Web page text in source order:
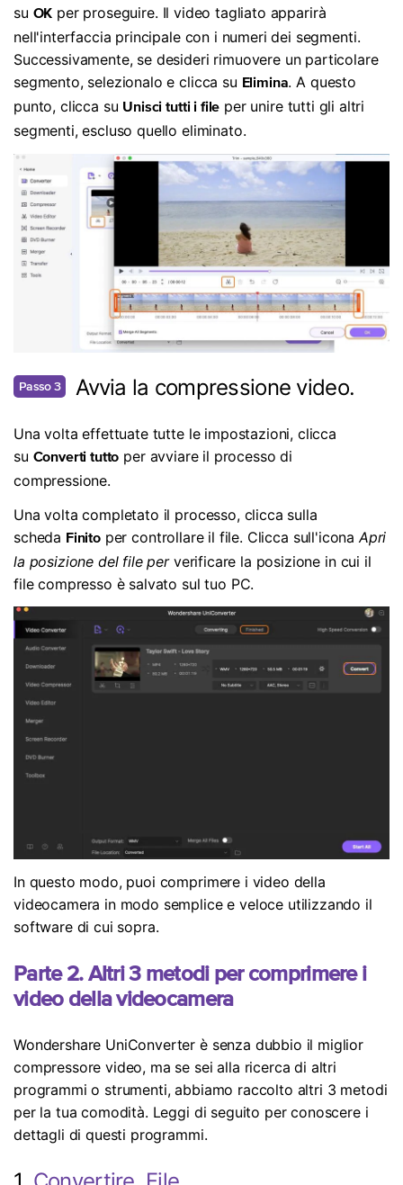
su OK per proseguire. Il video tagliato apparirà
nell'interfaccia principale con i numeri dei segmenti.
Successivamente, se desideri rimuovere un particolare
segmento, selezionalo e clicca su Elimina. A questo
punto, clicca su Unisci tutti i file per unire tutti gli altri
segmenti, escluso quello eliminato.
Passo 3 Avvia la compressione video.
Una volta effettuate tutte le impostazioni, clicca
su Converti tutto per avviare il processo di
compressione.
Una volta completato il processo, clicca sulla
scheda Finito per controllare il file. Clicca sull'icona Apri
la posizione del file per verificare la posizione in cui il
file compresso è salvato sul tuo PC.
In questo modo, puoi comprimere i video della
videocamera in modo semplice e veloce utilizzando il
software di cui sopra.
Parte 2. Altri 3 metodi per comprimere i
video della videocamera
Wondershare UniConverter è senza dubbio il miglior
compressore video, ma se sei alla ricerca di altri
programmi o strumenti, abbiamo raccolto altri 3 metodi
per la tua comodità. Leggi di seguito per conoscere i
dettagli di questi programmi.